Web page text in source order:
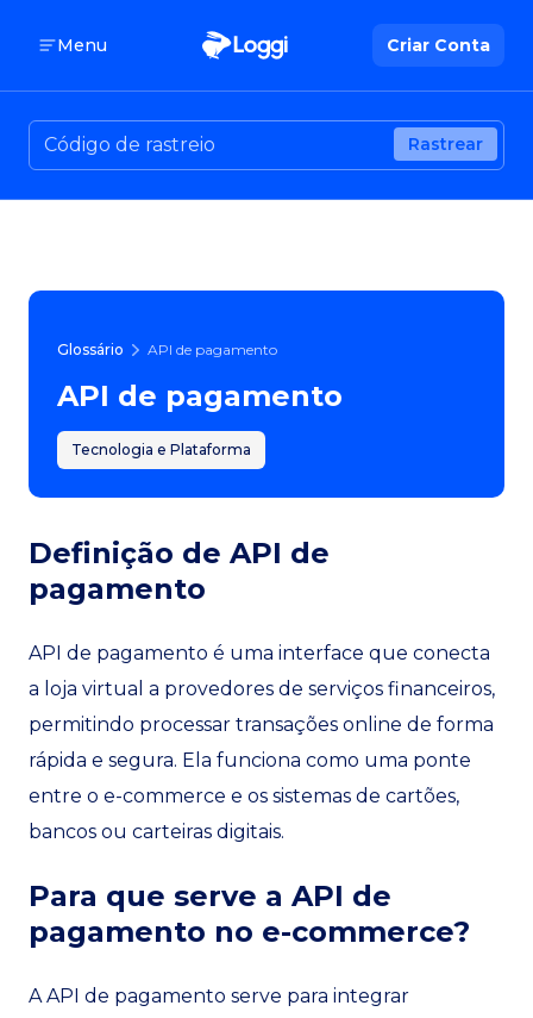
Menu Criar Conta
Rastrear
Glossário API de pagamento
API de pagamento
Tecnologia e Plataforma
Definição de API de
pagamento
API de pagamento é uma interface que conecta
a loja virtual a provedores de serviços financeiros,
permitindo processar transações online de forma
rápida e segura. Ela funciona como uma ponte
entre o e-commerce e os sistemas de cartões,
bancos ou carteiras digitais.
Para que serve a API de
pagamento no e-commerce?
A API de pagamento serve para integrar